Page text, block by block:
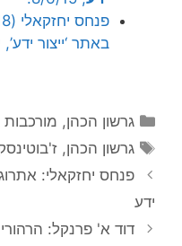
באתר ‘ייצור ידע’,
קטגוריות
גרשון הכהן, מורכבות
תגיות
גרשון הכהן,
פנחס יחזקאלי:
ידע
דוד א' פרנקל: